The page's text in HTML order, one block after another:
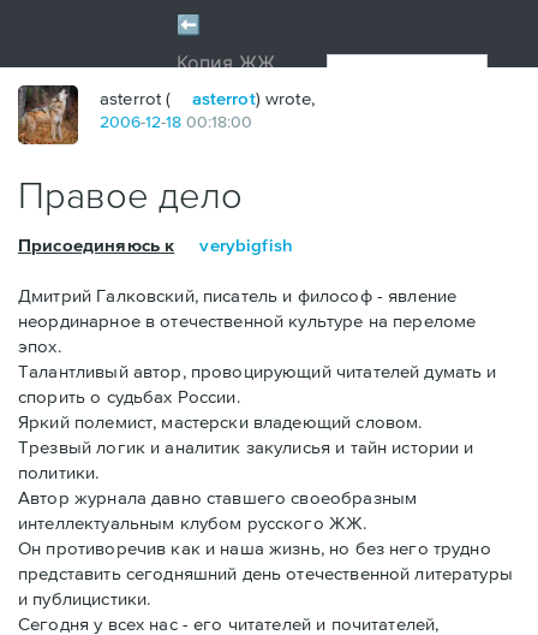
asterrot ( asterrot) wrote,
2006-12-18 00:18:00
Правое дело
Присоединяюсь к verybigfish
Дмитрий Галковский, писатель и философ - явление
неординарное в отечественной культуре на переломе
эпох.
Талантливый автор, провоцирующий читателей думать и
спорить о судьбах России.
Яркий полемист, мастерски владеющий словом.
Трезвый логик и аналитик закулисья и тайн истории и
политики.
Автор журнала давно ставшего своеобразным
интеллектуальным клубом русского ЖЖ.
Он противоречив как и наша жизнь, но без него трудно
представить сегодняшний день отечественной литературы
и публицистики.
Сегодня у всех нас - его читателей и почитателей,